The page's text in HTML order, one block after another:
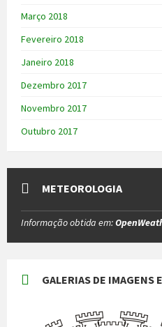
Março 2018
Fevereiro 2018
Janeiro 2018
Dezembro 2017
Novembro 2017
Outubro 2017
METEOROLOGIA
Informação obtida em:
GALERIAS DE IMAGENS